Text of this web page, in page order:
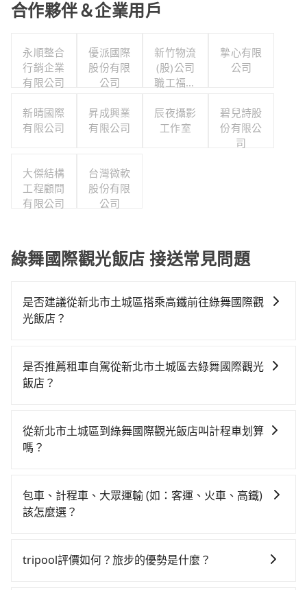
合作夥伴＆企業用戶
永順整合
行銷企業
有限公司
優派國際
股份有限
公司
新竹物流
(股)公司
職工福利
摯心有限
公司
新晴國際
有限公司
昇成興業
有限公司
辰夜攝影
工作室
碧兒詩股
份有限公
司
大傑結構
工程顧問
有限公司
台灣微軟
股份有限
公司
綠舞國際觀光飯店 接送常見問題
是否建議從新北市土城區搭乘高鐵前往綠舞國際觀
光飯店？
擇，高鐵較貴、費時、轉車麻煩！板橋-南港雖然一天最
多時有92班車次，從最早07:02到23:42，過了末班車到
計程車花費約300元、車程約18分鐘。抵達高鐵站後，
步行進站、現場購票並於月台排隊的時間約20分鐘，再
排班的計程車，搭上小黃後約花57分鐘、車費1,700元
後，抵達綠舞國際觀光飯店 (宜蘭縣五結鄉) 的目的地。
送，則僅需花費約1,670元，費時1小時5分鐘。選擇搭乘
是否推薦租車自駕從新北市土城區去綠舞國際觀光
飯店？
時不需要閉目養神（因為要自己開車），最重要的是你
當天就要來回，那在新北路邊可隨租隨借的iRent應該是
市土城區到綠舞國際觀光飯店的花費預估為
$1,200~1,750（金額差異來自於平假日、車款差異、抵
能的罰單都需自付。再者，和運的iRent只提供最基本的
從新北市土城區到綠舞國際觀光飯店叫計程車划算
嗎？
灣大車隊、Uber、Line Taxi、Yoxi等，如果在路邊攔不
到車，也可考慮打電話至附近的計程車隊，如亞德交
tripool可省高達$700。但如果要考慮到回程，宜蘭縣僅
包車、計程車、大眾運輸 (如：客運、火車、高鐵)
該怎麼選？
擇： 預算：不同交通工具價格不同，可先確定您的預
tripool評價如何？旅步的優勢是什麼？